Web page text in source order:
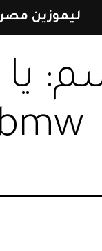
إلى
bmw
ليموزين مصر